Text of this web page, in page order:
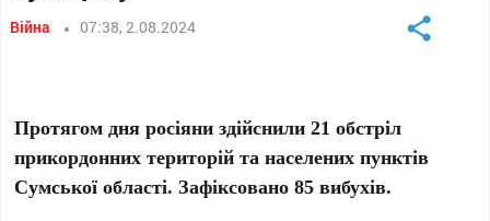
Війна 07:38, 2.08.2024
Протягом дня росіяни здійснили 21 обстріл
прикордонних територій та населених пунктів
Сумської області. Зафіксовано 85 вибухів.